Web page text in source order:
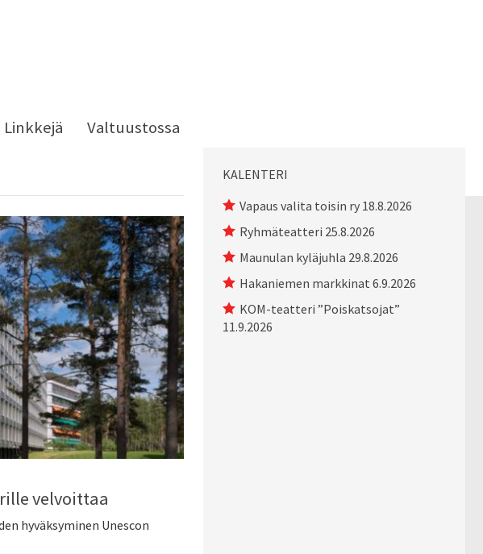
Linkkejä Valtuustossa
velvoittaa
hyväksyminen Unescon
KALENTERI
Vapaus valita toisin ry 18.8.2026
Ryhmäteatteri 25.8.2026
Maunulan kyläjuhla 29.8.2026
Hakaniemen markkinat 6.9.2026
KOM-teatteri ”Poiskatsojat”
11.9.2026